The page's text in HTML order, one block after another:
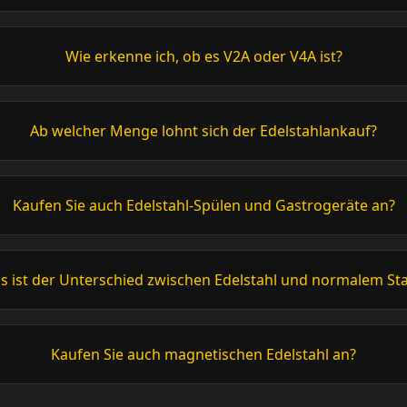
Wie erkenne ich, ob es V2A oder V4A ist?
Ab welcher Menge lohnt sich der Edelstahlankauf?
Kaufen Sie auch Edelstahl-Spülen und Gastrogeräte an?
ist der Unterschied zwischen Edelstahl und normalem
Kaufen Sie auch magnetischen Edelstahl an?